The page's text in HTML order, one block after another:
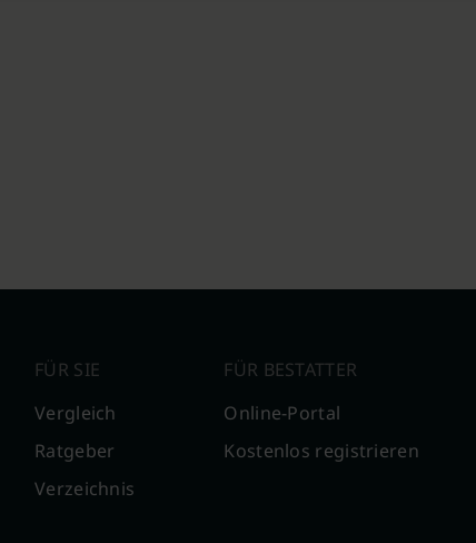
FÜR SIE
Vergleich
Ratgeber
Verzeichnis
FÜR BESTATTER
Online-Portal
Kostenlos registrieren